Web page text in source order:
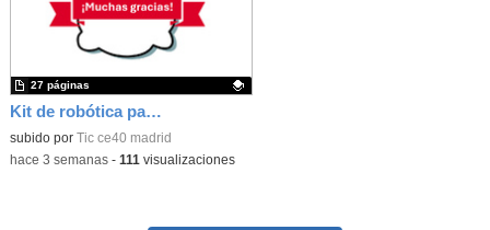
Kit de robótica para Micro:Bit
Contenido educativo.
subido por Tic ce40 madrid
27 páginas
-hace 3 semanas- 111 visualizaciones